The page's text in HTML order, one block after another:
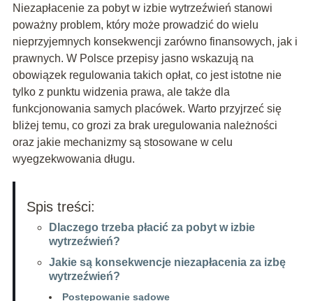
Niezapłacenie za pobyt w izbie wytrzeźwień stanowi
poważny problem, który może prowadzić do wielu
nieprzyjemnych konsekwencji zarówno finansowych, jak i
prawnych. W Polsce przepisy jasno wskazują na
obowiązek regulowania takich opłat, co jest istotne nie
tylko z punktu widzenia prawa, ale także dla
funkcjonowania samych placówek. Warto przyjrzeć się
bliżej temu, co grozi za brak uregulowania należności
oraz jakie mechanizmy są stosowane w celu
wyegzekwowania długu.
Spis treści:
Dlaczego trzeba płacić za pobyt w izbie
wytrzeźwień?
Jakie są konsekwencje niezapłacenia za izbę
wytrzeźwień?
Postępowanie sądowe